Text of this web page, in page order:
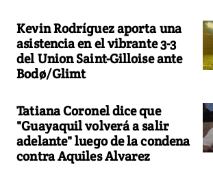
Kevin Rodríguez aporta una
asistencia en el vibrante 3-3
del Union Saint-Gilloise ante
Bodø/Glimt
Tatiana Coronel dice que
"Guayaquil volverá a salir
adelante" luego de la condena
contra Aquiles Alvarez